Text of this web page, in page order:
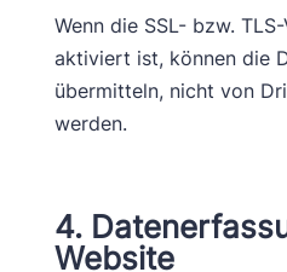
Wenn die SSL- bzw.
aktiviert ist, können die
übermitteln, nicht von
werden.
4.
Website